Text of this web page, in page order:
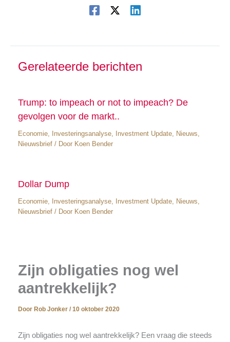
Gerelateerde berichten
Trump: to impeach or not to impeach? De
gevolgen voor de markt..
Economie, Investeringsanalyse, Investment Update, Nieuws
Nieuwsbrief/ Door Koen Bender
Dollar Dump
Economie, Investeringsanalyse, Investment Update, Nieuws
Nieuwsbrief/ Door Koen Bender
Zijn obligaties nog wel
aantrekkelijk?
Door Rob Jonker / 10 oktober 2020
Zijn obligaties nog wel aantrekkelijk? Een vraag die steeds